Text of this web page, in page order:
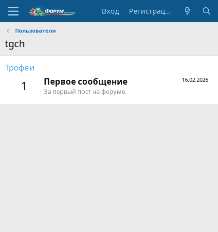
Вход Регистрация
Пользователи
tgch
Трофеи
1 16.02.2026
Первое сообщение
За первый пост на форуме.